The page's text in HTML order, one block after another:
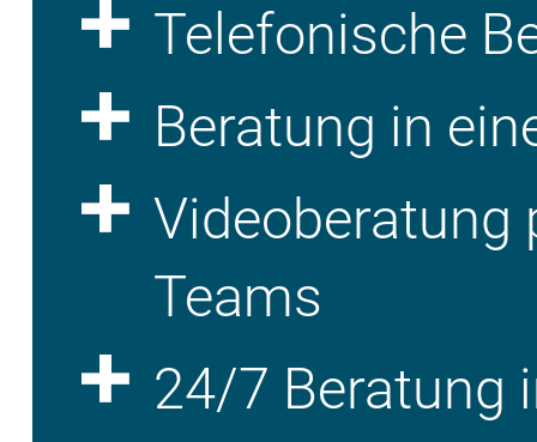
Telefonische
Beratung in
Videoberatung
Teams
24/7 Beratung